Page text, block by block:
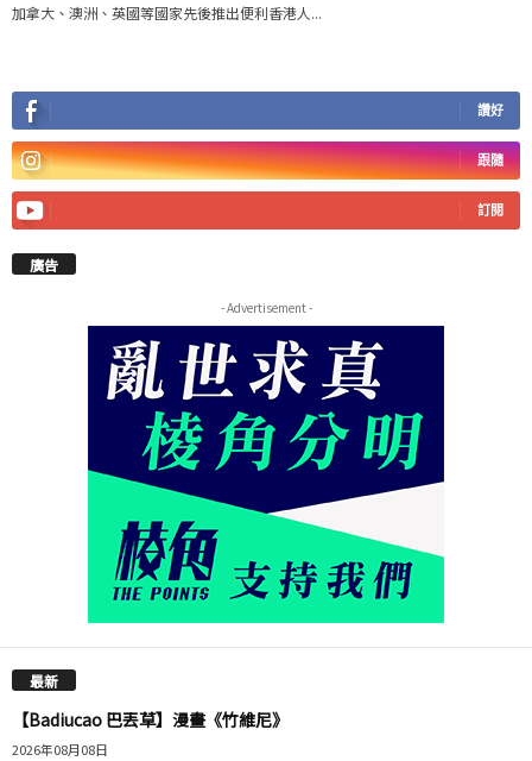
加拿大、澳洲、英國等國家先後推出便利香港人...
讚好
跟隨
訂閱
廣告
- Advertisement -
最新
【Badiucao 巴丟草】漫畫《竹維尼》
2026年08月08日